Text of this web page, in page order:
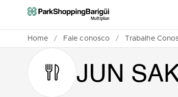
Home / Fale conosco / Trabalhe
JUN